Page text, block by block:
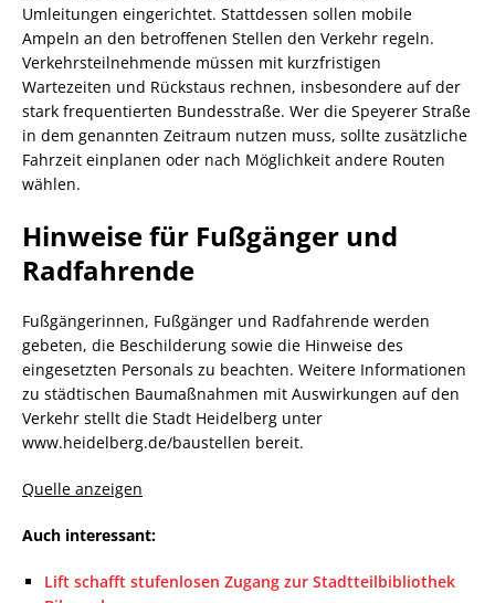
Umleitungen eingerichtet. Stattdessen sollen mobile
Ampeln an den betroffenen Stellen den Verkehr regeln.
Verkehrsteilnehmende müssen mit kurzfristigen
Wartezeiten und Rückstaus rechnen, insbesondere auf der
stark frequentierten Bundesstraße. Wer die Speyerer Straße
in dem genannten Zeitraum nutzen muss, sollte zusätzliche
Fahrzeit einplanen oder nach Möglichkeit andere Routen
wählen.
Hinweise für Fußgänger und
Radfahrende
Fußgängerinnen, Fußgänger und Radfahrende werden
gebeten, die Beschilderung sowie die Hinweise des
eingesetzten Personals zu beachten. Weitere Informationen
zu städtischen Baumaßnahmen mit Auswirkungen auf den
Verkehr stellt die Stadt Heidelberg unter
www.heidelberg.de/baustellen bereit.
Quelle anzeigen
Auch interessant:
Lift schafft stufenlosen Zugang zur Stadtteilbibliothek